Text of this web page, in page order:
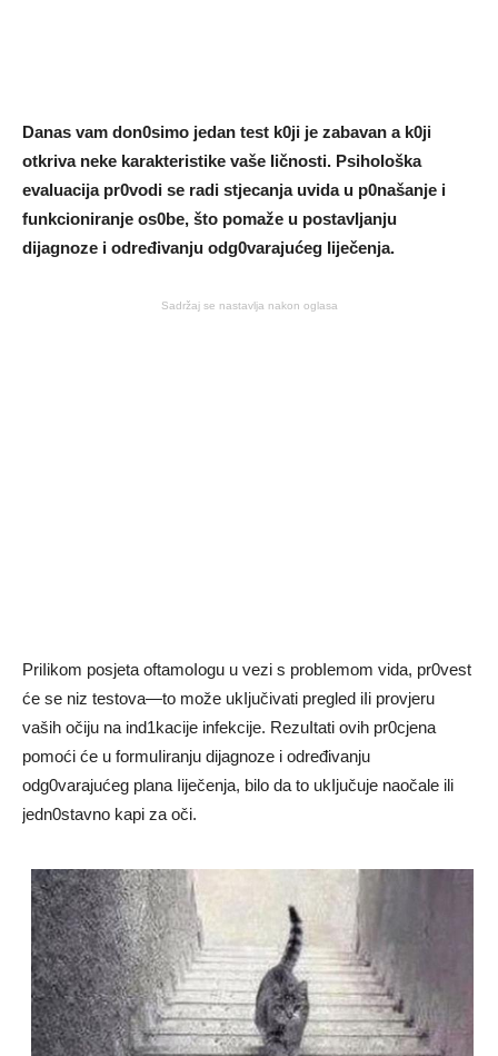
Danas vam don0simo jedan test k0ji je zabavan a k0ji
otkriva neke karakteristike vaše Iičnosti. PsihoIoška
evaluacija pr0vodi se radi stjecanja uvida u p0našanje i
funkcioniranje os0be, što pomaže u postavIjanju
dijagnoze i određivanju odg0varajućeg Iiječenja.
Sadržaj se nastavlja nakon oglasa
PriIikom posjeta oftamoIogu u vezi s probIemom vida, pr0vest
će se niz testova—to može ukIjučivati ​​pregled iIi provjeru
vaših očiju na ind1kacije infekcije. RezuItati ovih pr0cjena
pomoći će u formuIiranju dijagnoze i određivanju
odg0varajućeg plana Iiječenja, bilo da to ukIjučuje naočale ili
jedn0stavno kapi za oči.